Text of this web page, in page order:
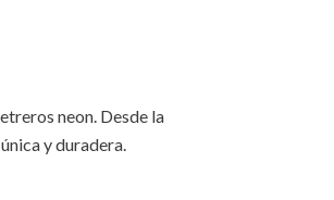
neon. Desde la
y duradera.